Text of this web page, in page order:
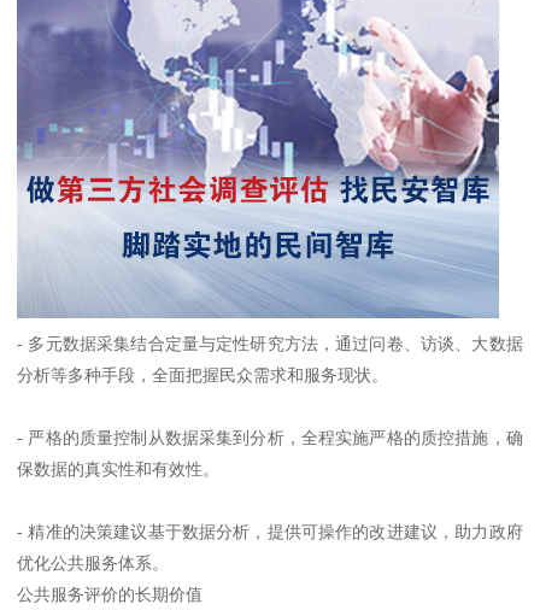
- 多元数据采集结合定量与定性研究方法，通过问卷、访谈、大数据
分析等多种手段，全面把握民众需求和服务现状。
- 严格的质量控制从数据采集到分析，全程实施严格的质控措施，确
保数据的真实性和有效性。
- 精准的决策建议基于数据分析，提供可操作的改进建议，助力政府
优化公共服务体系。
公共服务评价的长期价值